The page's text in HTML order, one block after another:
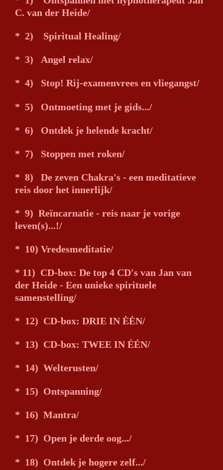
C. van der Heide/
* 2) Spiritual Healing/
* 3) Angel relax/
* 4) Stop! Rij-examenvrees en vliegangst/
* 5) Ontmoeting met je gids.../
* 6) Ontdek je helende kracht/
* 7) Stoppen met roken/
* 8) De zeven Chakra's - een meditatieve
reis door het innerlijk/
* 9) Reїncarnatie - reis naar je vorige
leven(s)...!/
* 10) Vredesmeditatie/
* 11) CD-box: De top 4 CD's van Jan van
der Heide - Een unieke spirituele
samenstelling/
* 12) CD-box: DRIE IN ĖĖN/
* 13) CD-box: TWEE IN ÉÉN/
* 14) Welterusten/
* 15) Ontspanning/
* 16) Mantra/
* 17) Open je derde oog.../
* 18) Ontdek je hogere zelf.../